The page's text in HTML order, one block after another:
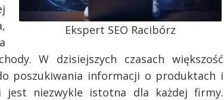
Ekspert SEO Racibórz
W dzisiejszych czasach większość
poszukiwania informacji o produktach i
jest niezwykle istotna dla każdej firmy.